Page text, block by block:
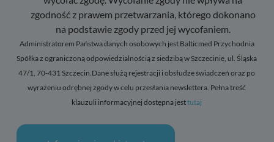
zgodność z prawem przetwarzania, którego dokonano
na podstawie zgody przed jej wycofaniem.
Administratorem Państwa danych osobowych jest Balticmed Przychodnia
Spółka z ograniczoną odpowiedzialnością z siedzibą w Szczecinie, ul. Śląska
47/1, 70-431 Szczecin.Dane służą rejestracji i obsłudze świadczeń oraz po
wyrażeniu odrębnej zgody w celu przesłania newslettera. Pełna treść
klauzuli informacyjnej dostępna jesttutaj